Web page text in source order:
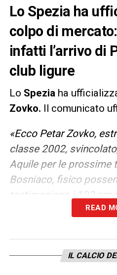
Lo Spezia ha
colpo di
infatti l’arrivo di
club ligure
Lo Spezia ha
Zovko. Il comunicato
«Ecco Petar Zovko,
classe 2002,
Aquile per le prossime
Bosniaco, fisico
testimoniano i 192 cm
nel Siroki Brijeg, club
Sampdoria, dove gioca
17, Under 18 e
READ
IL CALCIO